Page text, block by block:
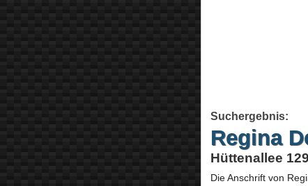
Suchergebnis:
Regina
Hüttenallee
Die Anschrift von